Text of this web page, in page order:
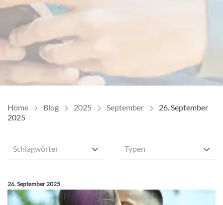
Home Blog 2025 September
26. September
2025
Schlagwörter Typen
Veröffentlicht am:
26. September 2025